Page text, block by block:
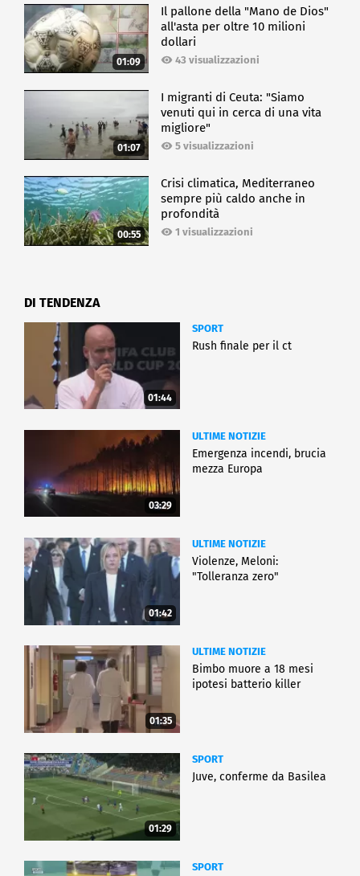
01:09
Il pallone della "Mano de Dios"
all'asta per oltre 10 milioni
dollari
43 visualizzazioni
01:07
I migranti di Ceuta: "Siamo
venuti qui in cerca di una vita
migliore"
5 visualizzazioni
00:55
Crisi climatica, Mediterraneo
sempre più caldo anche in
profondità
1 visualizzazioni
DI TENDENZA
01:44
SPORT
Rush finale per il ct
03:29
ULTIME NOTIZIE
Emergenza incendi, brucia
mezza Europa
01:42
ULTIME NOTIZIE
Violenze, Meloni:
"Tolleranza zero"
01:35
ULTIME NOTIZIE
Bimbo muore a 18 mesi
ipotesi batterio killer
01:29
SPORT
Juve, conferme da Basilea
SPORT